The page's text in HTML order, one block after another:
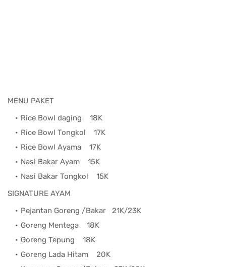
MENU PAKET
Rice Bowl daging 18K
Rice Bowl Tongkol 17K
Rice Bowl Ayama 17K
Nasi Bakar Ayam 15K
Nasi Bakar Tongkol 15K
SIGNATURE AYAM
Pejantan Goreng /Bakar 21K/23K
Goreng Mentega 18K
Goreng Tepung 18K
Goreng Lada Hitam 20K